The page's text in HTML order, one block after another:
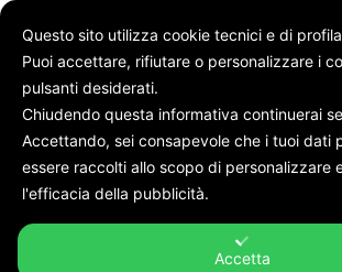
Home Rubriche DISCOVERY MARCHE
DISCOVERY MARCHE
Questo sito utilizza cookie tecnici e di
Puoi accettare, rifiutare o personalizzare i
pulsanti desiderati.
Chiudendo questa informativa continuerai
Accettando, sei consapevole che i tuoi dati
essere raccolti allo scopo di personalizzare
l'efficacia della pubblicità.
Accetta